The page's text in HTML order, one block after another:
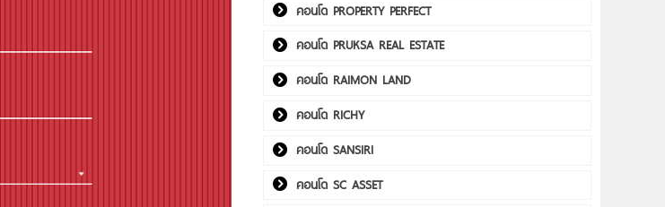
คอนโด PROPERTY PERFECT
คอนโด PRUKSA REAL ESTATE
คอนโด RAIMON LAND
คอนโด RICHY
คอนโด SANSIRI
คอนโด SC ASSET